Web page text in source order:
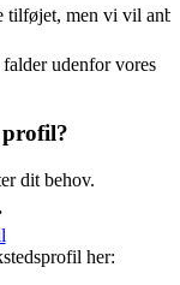
tilføjet, men vi vil
udenfor vores
dit behov.
her: